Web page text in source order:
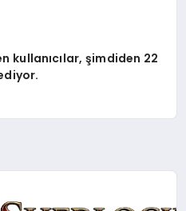
kullanıcılar, şimdiden 22